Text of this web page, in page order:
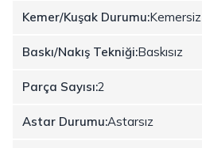
Kemer/Kuşak Durumu:Kemersiz
Baskı/Nakış Tekniği:Baskısız
Parça Sayısı:2
Astar Durumu:Astarsız